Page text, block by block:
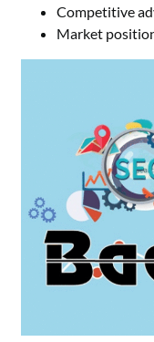
Competitive
Market